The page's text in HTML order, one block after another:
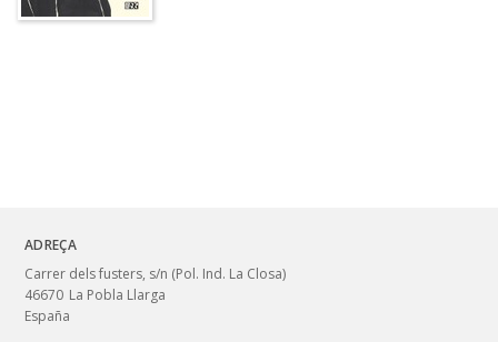
ADREÇA
Carrer dels fusters, s/n (Pol. Ind. La Closa)
46670 La Pobla Llarga
España